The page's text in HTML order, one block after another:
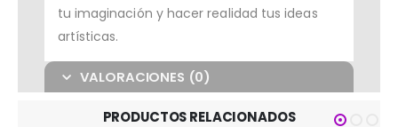
tu imaginación y hacer realidad tus ideas
artísticas.
VALORACIONES (0)
PRODUCTOS RELACIONADOS